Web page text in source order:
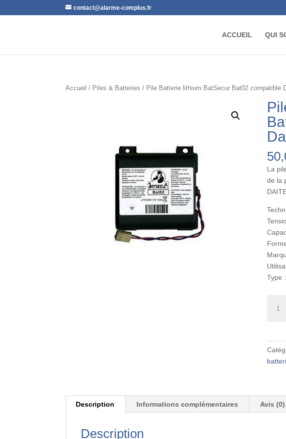
contact@alarme-complus.fr
ACCUEIL QUI
Accueil / Piles & Batteries / Pile Batterie lithium BatSecur Bat02 compatible
La
de la
Type
BatLi02
Description Informations complémentaires Avis (0)
Description